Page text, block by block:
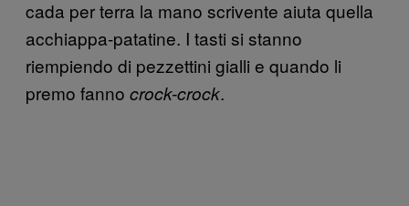
cada per terra la mano scrivente aiuta quella
acchiappa-patatine. I tasti si stanno
riempiendo di pezzettini gialli e quando li
premo fanno crock-crock.